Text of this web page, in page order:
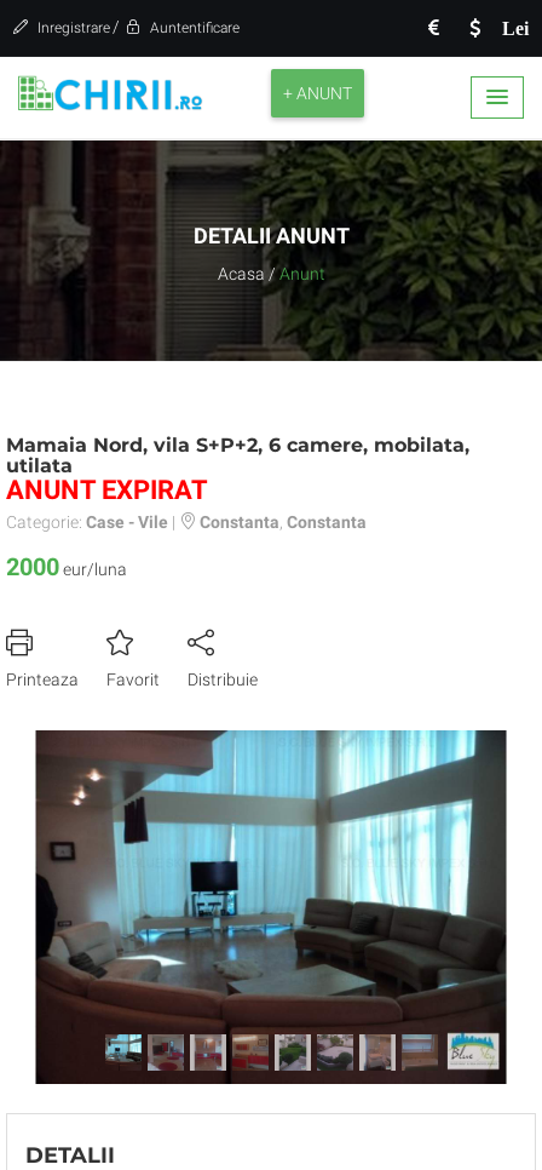
Lei
Inregistrare / Auntentificare
+ ANUNT
DETALII ANUNT
Acasa / Anunt
Mamaia Nord, vila S+P+2, 6 camere, mobilata,
utilata
ANUNT EXPIRAT
Categorie: Case - Vile | Constanta Constanta
2000eur/luna
Printeaza Favorit Distribuie
DETALII